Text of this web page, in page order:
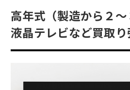
高年式（製造から２
液晶テレビなど買取